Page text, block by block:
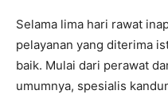
Selama lima hari rawat
pelayanan yang diterima
baik. Mulai dari perawat
umumnya, spesialis